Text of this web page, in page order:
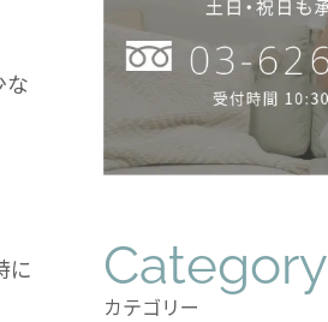
な
に Category
カテゴリー